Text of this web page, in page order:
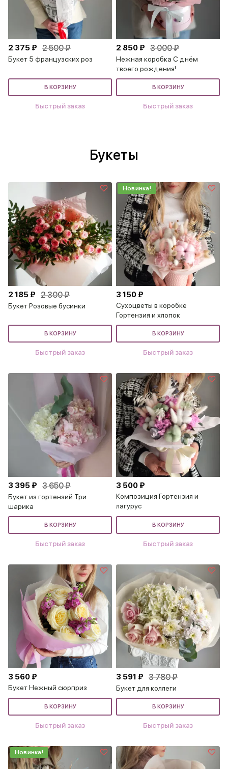
2 375 ₽ 2 500 ₽
Букет 5 французских роз
В КОРЗИНУ
Быстрый заказ
2 850 ₽ 3 000 ₽
Нежная коробка С днём
твоего рождения!
В КОРЗИНУ
Быстрый заказ
Букеты
2 185 ₽ 2 300 ₽
Букет Розовые бусинки
В КОРЗИНУ
Быстрый заказ
Новинка!
3 150 ₽
Сухоцветы в коробке
Гортензия и хлопок
В КОРЗИНУ
Быстрый заказ
3 395 ₽ 3 650 ₽
Букет из гортензий Три
шарика
В КОРЗИНУ
Быстрый заказ
3 500 ₽
Композиция Гортензия и
лагурус
В КОРЗИНУ
Быстрый заказ
3 560 ₽
Букет Нежный сюрприз
В КОРЗИНУ
Быстрый заказ
3 591 ₽ 3 780 ₽
Букет для коллеги
В КОРЗИНУ
Быстрый заказ
Новинка!